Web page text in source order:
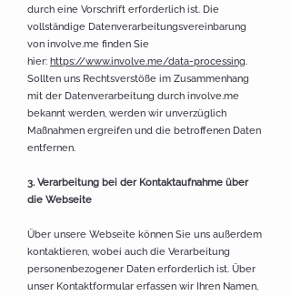
durch eine Vorschrift erforderlich ist. Die
vollständige Datenverarbeitungsvereinbarung
von involve.me finden Sie
hier: https://www.involve.me/data-processing.
Sollten uns Rechtsverstöße im Zusammenhang
mit der Datenverarbeitung durch involve.me
bekannt werden, werden wir unverzüglich
Maßnahmen ergreifen und die betroffenen Daten
entfernen.
3. Verarbeitung bei der Kontaktaufnahme über
die Webseite
Über unsere Webseite können Sie uns außerdem
kontaktieren, wobei auch die Verarbeitung
personenbezogener Daten erforderlich ist. Über
unser Kontaktformular erfassen wir Ihren Namen,